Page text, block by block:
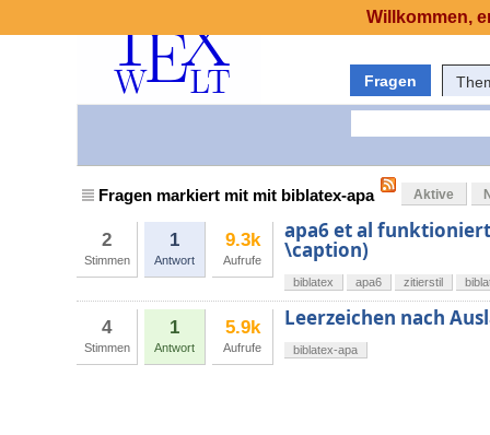
Fragen
Fragen markiert mit mit biblatex-apa Aktive
2
Stimmen
1
Antwort
9.3k
Aufrufe
apa6 et al
\caption)
biblatex apa6 zitierstil
4
Stimmen
1
Antwort
5.9k
Aufrufe
Leerzeichen nach
biblatex-apa
Willkommen,